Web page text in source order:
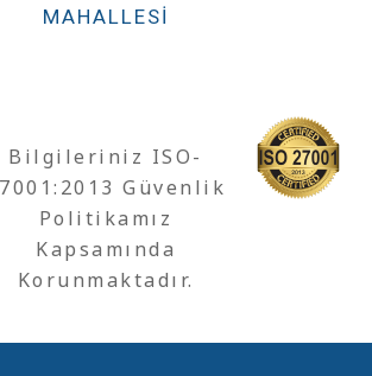
MAHALLESI
Bilgileriniz ISO-
Güvenlik
Politikamız
Kapsamında
Korunmaktadır.